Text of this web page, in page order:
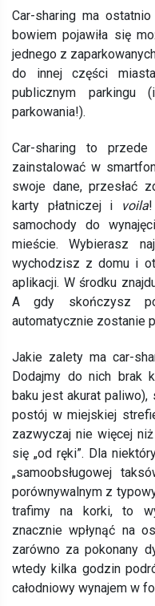
Car-sharing ma
bowiem pojawiła się
jednego z
do innej części
publicznym
parkowania!).
Car-sharing to
zainstalować w
swoje dane, przesłać
karty płatniczej i
voila!
samochody do
mieście. Wybierasz
wychodzisz z domu i
aplikacji. W środku
A gdy skończysz
automatycznie zostanie
Jakie zalety ma car-
Dodajmy do nich brak
baku jest akurat paliwo),
postój w miejskiej
zazwyczaj nie więcej
się „od ręki”. Dla
„samoobsługowej
porównywalnym z
trafimy na korki, to
znacznie wpłynąć na
zarówno za pokonany
wtedy kilka godzin
całodniowy wynajem w